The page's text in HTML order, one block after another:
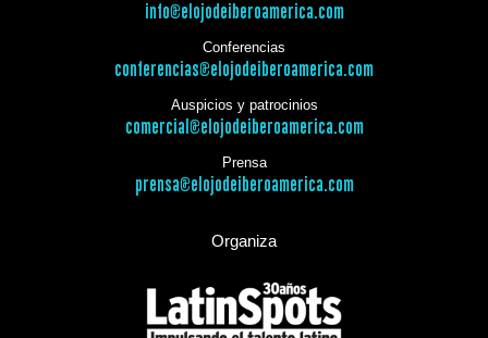
info@elojodeiberoamerica.com
Conferencias
conferencias@elojodeiberoamerica.com
Auspicios y patrocinios
comercial@elojodeiberoamerica.com
Prensa
prensa@elojodeiberoamerica.com
Organiza